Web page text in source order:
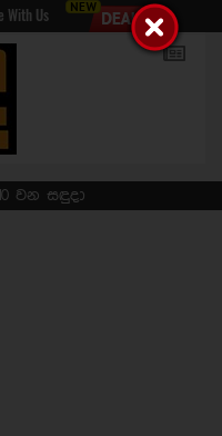
With Us
වන සඳුදා